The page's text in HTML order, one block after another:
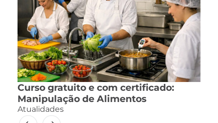
Curso gratuito e com certificado:
Manipulação de Alimentos
Atualidades